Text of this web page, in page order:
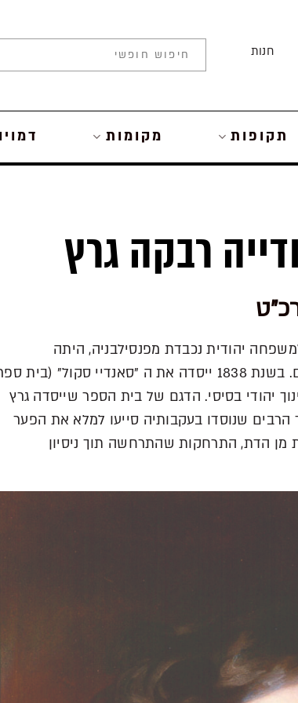
חנות
תקופות מקומות
רבקה גרץ
יהודית נכבדת מפנסילבניה, היתה
הראשונה להקים ארגונים פילנתרופיים וחברתיים רבים. בשנת 1838 ייסדה את ה "סאנדיי סקול" (בית
יהודי בסיסי. הדגם של בית הספר שייסדה גרץ
שנוסדו בעקבותיה סייעו למלא את הפער
מן הדת, התרחקות שהתרחשה תוך ניסיון